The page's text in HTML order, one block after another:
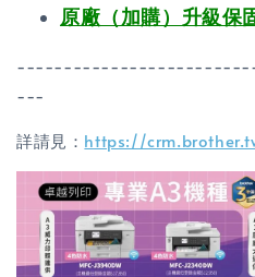
原廠（加購）升級保
---
詳請見： https://